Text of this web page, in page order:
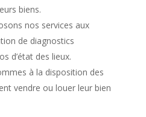
biens.
nos services aux
de diagnostics
d’état des lieux.
à la disposition des
vendre ou louer leur bien